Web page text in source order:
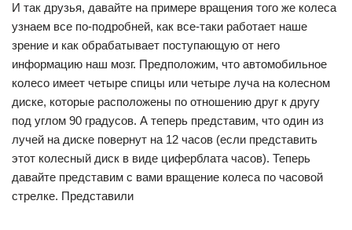
И так друзья, давайте на примере вращения того же колеса
узнаем все по-подробней, как все-таки работает наше
зрение и как обрабатывает поступающую от него
информацию наш мозг. Предположим, что автомобильное
колесо имеет четыре спицы или четыре луча на колесном
диске, которые расположены по отношению друг к другу
под углом 90 градусов. А теперь представим, что один из
лучей на диске повернут на 12 часов (если представить
этот колесный диск в виде циферблата часов). Теперь
давайте представим с вами вращение колеса по часовой
стрелке. Представили